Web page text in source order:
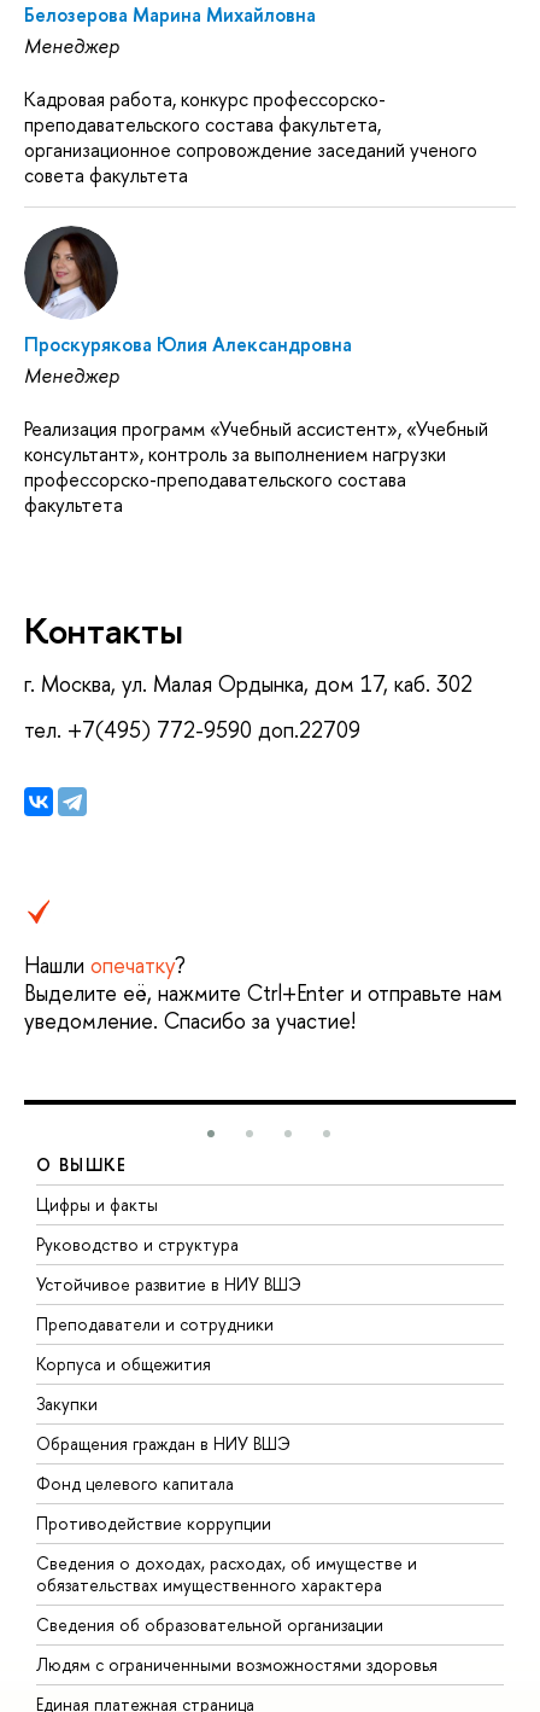
Белозерова Марина Михайловна
Менеджер
Кадровая работа, конкурс профессорско-
преподавательского состава факультета,
организационное сопровождение заседаний ученого
совета факультета
Проскурякова Юлия Александровна
Менеджер
Реализация программ «Учебный ассистент», «Учебный
консультант», контроль за выполнением нагрузки
профессорско-преподавательского состава
факультета
Контакты
г. Москва, ул. Малая Ордынка, дом 17, каб. 302
тел. +7(495) 772-9590 доп.22709
Нашли опечатку?
Выделите её, нажмите Ctrl+Enter и отправьте нам
уведомление. Спасибо за участие!
О ВЫШКЕ
Цифры и факты
Руководство и структура
Устойчивое развитие в НИУ ВШЭ
Преподаватели и сотрудники
Корпуса и общежития
Закупки
Обращения граждан в НИУ ВШЭ
Фонд целевого капитала
Противодействие коррупции
Сведения о доходах, расходах, об имуществе и
обязательствах имущественного характера
Сведения об образовательной организации
Людям с ограниченными возможностями здоровья
Единая платежная страница